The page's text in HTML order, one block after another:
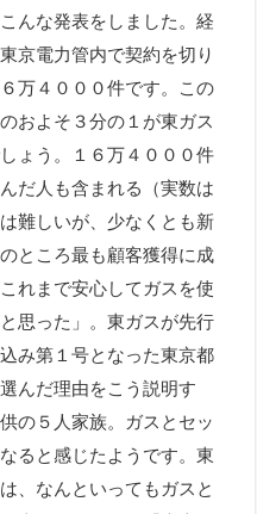
んな発表をしました。経
京電力管内で契約を切り
万４０００件です。この
およそ３分の１が東ガス
ょう。１６万４０００件
だ人も含まれる（実数は
難しいが、少なくとも新
ところ最も顧客獲得に成
れまで安心してガスを使
思った」。東ガスが先行
み第１号となった東京都
んだ理由をこう説明す
の５人家族。ガスとセッ
ると感じたようです。東
、なんといってもガスと